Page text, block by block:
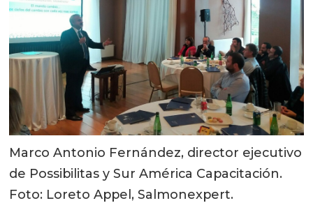
Marco Antonio Fernández, director ejecutivo
de Possibilitas y Sur América Capacitación.
Foto: Loreto Appel, Salmonexpert.